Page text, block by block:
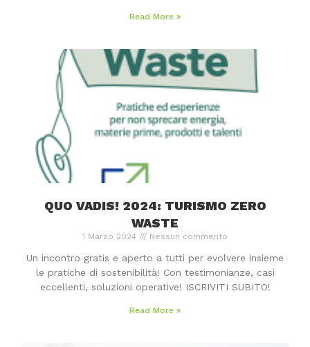
Read More »
QUO VADIS! 2024: TURISMO ZERO
WASTE
1 Marzo 2024 Nessun commento
Un incontro gratis e aperto a tutti per evolvere insieme
le pratiche di sostenibilità! Con testimonianze, casi
eccellenti, soluzioni operative! ISCRIVITI SUBITO!
Read More »